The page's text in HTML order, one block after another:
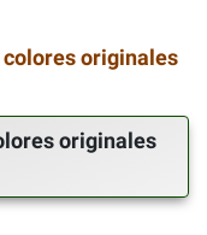
originales
originales